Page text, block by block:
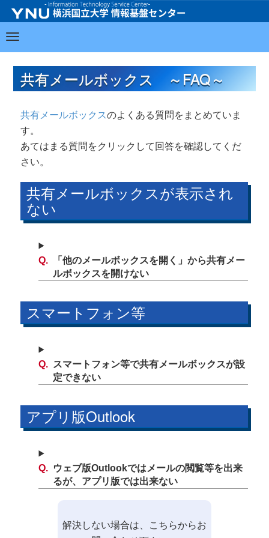
共有メールボックス ～FAQ～
共有メールボックスのよくある質問をまとめていま
す。
あてはまる質問をクリックして回答を確認してくだ
さい。
共有メールボックスが表示され
ない
「他のメールボックスを開く」から共有メー
ルボックスを開けない
スマートフォン等
スマートフォン等で共有メールボックスが設
定できない
アプリ版Outlook
ウェブ版Outlookではメールの閲覧等を出来
るが、アプリ版では出来ない
解決しない場合は、こちらからお